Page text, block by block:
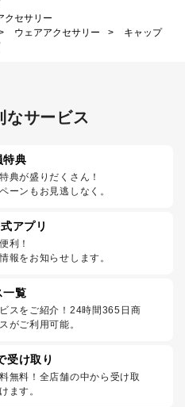
クセサリー
ウェアアクセサリー >
キャップ
なサービス
特典
典が盛りだくさん！
ーンもお見逃しなく。
アプリ
利！
報をお知らせします。
一覧
スをご紹介！24時間365日商
がご利用可能。
受け取り
無料！全店舗の中から受け取
ます。